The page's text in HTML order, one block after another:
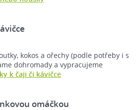
kokos a ořechy (podle potřeby i s
dohromady a vypracujeme
k čaji či kávičce
omáčkou